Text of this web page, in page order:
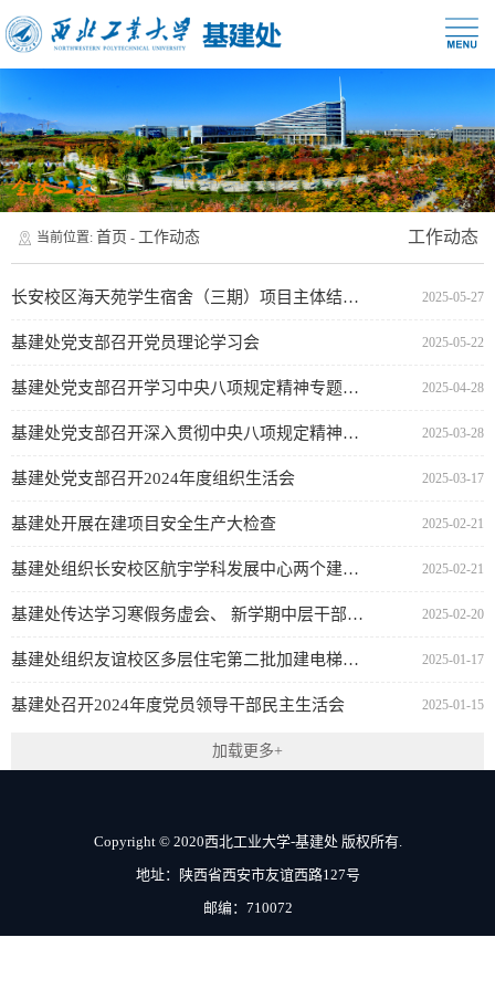
当前位置: 首页 - 工作动态 工作动态
2025-05-27
长安校区海天苑学生宿舍（三期）项目主体结构顺利封顶
2025-05-22
基建处党支部召开党员理论学习会
2025-04-28
基建处党支部召开学习中央八项规定精神专题会暨党员理论学习会
2025-03-28
基建处党支部召开深入贯彻中央八项规定精神学习教育工作布置会暨党课学习教育
2025-03-17
基建处党支部召开2024年度组织生活会
2025-02-21
基建处开展在建项目安全生产大检查
2025-02-21
基建处组织长安校区航宇学科发展中心两个建设项目五方会谈
2025-02-20
基建处传达学习寒假务虚会、 新学期中层干部会会议精神
2025-01-17
基建处组织友谊校区多层住宅第二批加建电梯工程竣工验收及移交工作
2025-01-15
基建处召开2024年度党员领导干部民主生活会
加载更多+
Copyright © 2020西北工业大学-基建处 版权所有.
地址：陕西省西安市友谊西路127号
邮编：710072